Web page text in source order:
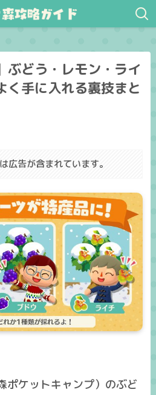
ぶどう・レモン・ライ
く手に入れる裏技まと
広告が含まれています。
ポケットキャンプ）のぶど